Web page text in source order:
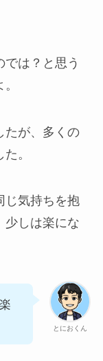
は？と思う
たが、多くの
。
じ気持ちを抱
少しは楽にな
とにおくん